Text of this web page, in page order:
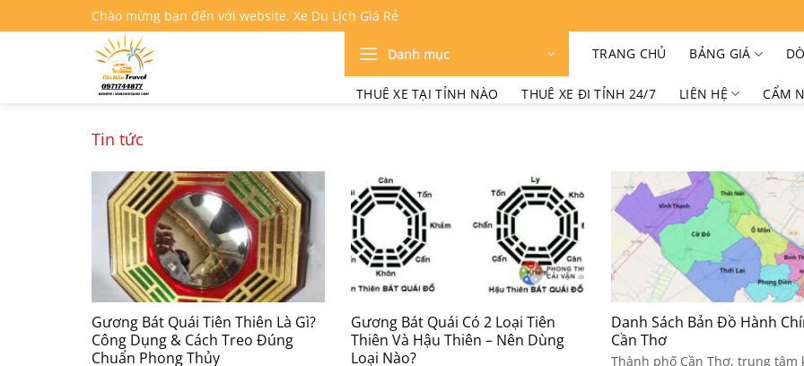
qua
Chào mừng bạn đến với website. Xe Du Lịch Giá Rẻ
Danh mục TRANG CHỦ BẢNG GIÁ
THUÊ XE TẠI TỈNH NÀO THUÊ XE ĐI TỈNH 24/7 LIÊN HỆ CẨM
Tin tức
Gương Bát Quái Tiên Thiên Là Gì?
Công Dụng & Cách Treo Đúng
Chuẩn Phong Thủy
Gương Bát Quái Có 2 Loại Tiên
Thiên Và Hậu Thiên – Nên Dùng
Loại Nào?
Danh Sách Bản Đồ Hành
Cần Thơ
Thành phố Cần Thơ, trung tâm